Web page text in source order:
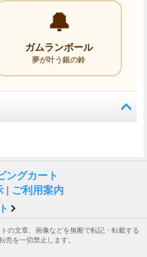
🔔
ガムランボール
夢が叶う銀の鈴
ングカート
| ご利用案内
の文章、画像などを無断で転記・転載する
売を一切禁止します。